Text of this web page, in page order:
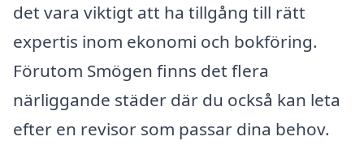
det vara viktigt att ha tillgång till rätt
expertis inom ekonomi och bokföring.
Förutom Smögen finns det flera
närliggande städer där du också kan leta
efter en revisor som passar dina behov.